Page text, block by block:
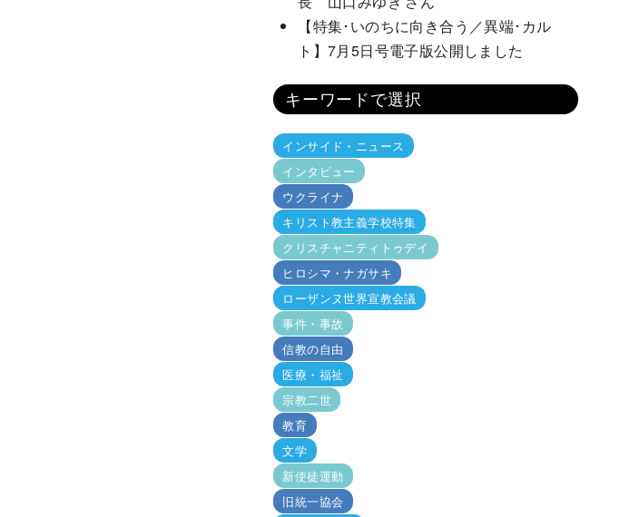
【特集･いのちに向き合う／異端･カル
ト】7月5日号電子版公開しました
キーワードで選択
インサイド・ニュース
インタビュー
ウクライナ
キリスト教主義学校特集
クリスチャニティトゥデイ
ヒロシマ・ナガサキ
ローザンヌ世界宣教会議
事件・事故
信教の自由
医療・福祉
宗教二世
教育
文学
新使徒運動
旧統一協会